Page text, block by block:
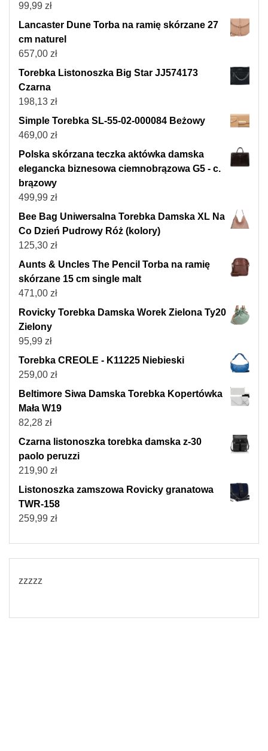
99,99 zł
Lancaster Dune Torba na ramię skórzane 27
cm naturel
657,00 zł
Torebka Listonoszka Big Star JJ574173
Czarna
198,13 zł
Simple Torebka SL-55-02-000084 Beżowy
469,00 zł
Polska skórzana teczka aktówka damska
elegancka biznesowa ciemnobrązowa G5 - c.
brązowy
499,99 zł
Bee Bag Uniwersalna Torebka Damska XL Na
Co Dzień Pudrowy Róż (kolory)
125,30 zł
Aunts & Uncles The Pencil Torba na ramię
skórzane 15 cm single malt
471,00 zł
Rovicky Torebka Damska Worek Zielona Ty20
Zielony
95,99 zł
Torebka CREOLE - K11225 Niebieski
259,00 zł
Beltimore Siwa Damska Torebka Kopertówka
Mała W19
82,28 zł
Czarna listonoszka torebka damska z-30
paolo peruzzi
219,90 zł
Listonoszka zamszowa Rovicky granatowa
TWR-158
259,99 zł
zzzzz